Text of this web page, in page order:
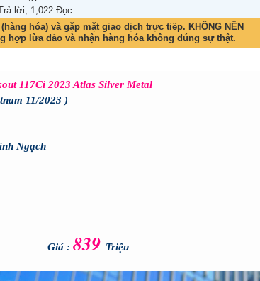
lời, 1,022 Đọc
hóa) và gặp mặt giao dịch trực tiếp. KHÔNG NÊN
hợp lừa đảo và nhận hàng hóa không đúng sự thật.
117Ci 2023 Atlas Silver Metal
11/2023 )
Ngạch
Giá : 839 Triệu